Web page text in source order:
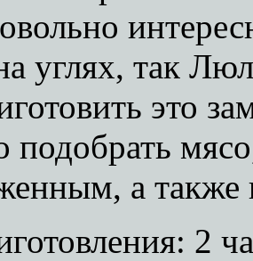
углях, так
это
подобрать
а также
2